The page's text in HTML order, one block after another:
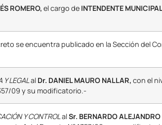
ROMERO, el cargo de INTENDENTE
se encuentra publicado en la Sección del
Y LEGALal Dr. DANIEL MAURO NALLAR, con el
09 y su modificatorio.-
Y CONTROLalSr. BERNARDO